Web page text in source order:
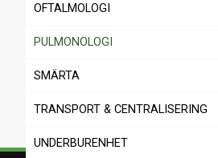
OFTALMOLOGI
PULMONOLOGI
SMÄRTA
TRANSPORT & CENTRALISERING
UNDERBURENHET